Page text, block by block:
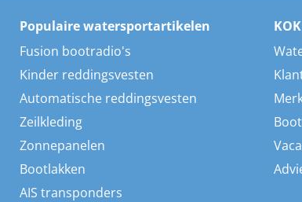
Populaire watersportartikelen
Fusion bootradio's
Kinder reddingsvesten
Automatische reddingsvesten
Zeilkleding
Zonnepanelen
Bootlakken
AIS transponders